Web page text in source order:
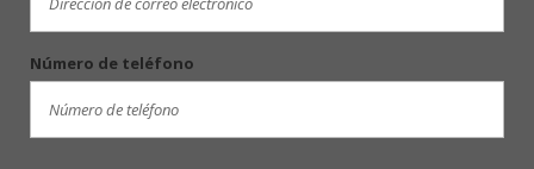
Número de teléfono